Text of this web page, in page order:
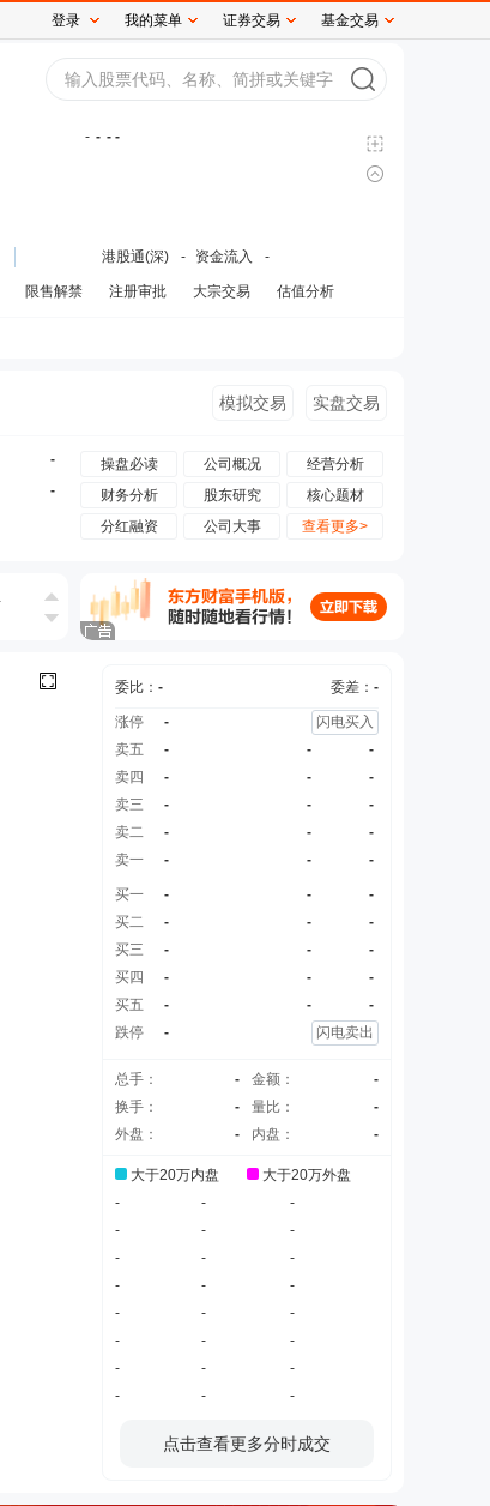
- - - -
港股通(深) - 资金流入 -
限售解禁 注册审批 大宗交易 估值分析
模拟交易 实盘交易
-
-
操盘必读 公司概况
经营分析
财务分析
股东研究
核心题材
分红融资
公司大事 查看更多>
委比： - 委差： -
涨停 -
闪电买入
卖五
- -
-
卖四
- -
-
卖三
- -
-
卖二
- -
-
卖一
- - -
买一 - -
-
买二
- -
-
买三
- -
-
买四
- -
-
买五
- -
-
跌停
- 闪电卖出
总手： - 金额：
-
换手：
- 量比：
-
外盘：
- 内盘： -
大于20万内盘
大于20万外盘
-
-
-
-
-
-
-
-
-
-
-
-
-
-
-
-
-
-
-
-
-
-
- -
点击查看更多分时成交
登录 我的菜单 证券交易 基金交易